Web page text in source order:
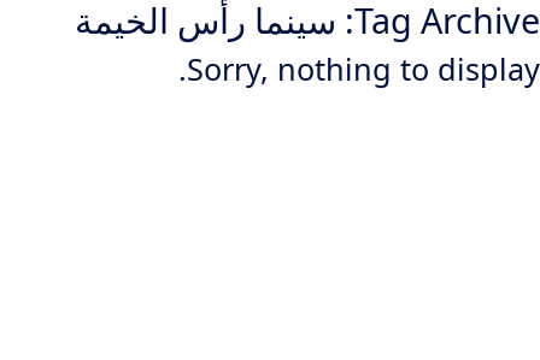
Tag Archive: سينما رأس الخيمة
Sorry, nothing to display.